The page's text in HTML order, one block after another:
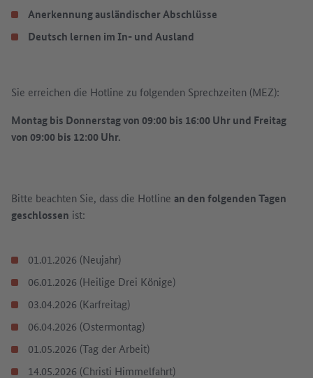
Anerkennung ausländischer Abschlüsse
Deutsch lernen im In- und Ausland
Sie erreichen die Hotline zu folgenden Sprechzeiten (MEZ):
Montag bis Donnerstag von 09:00 bis 16:00 Uhr und Freitag
von 09:00 bis 12:00 Uhr.
Bitte beachten Sie, dass die Hotline an den folgenden Tagen
geschlossen ist:
01.01.2026 (Neujahr)
06.01.2026 (Heilige Drei Könige)
03.04.2026 (Karfreitag)
06.04.2026 (Ostermontag)
01.05.2026 (Tag der Arbeit)
14.05.2026 (Christi Himmelfahrt)